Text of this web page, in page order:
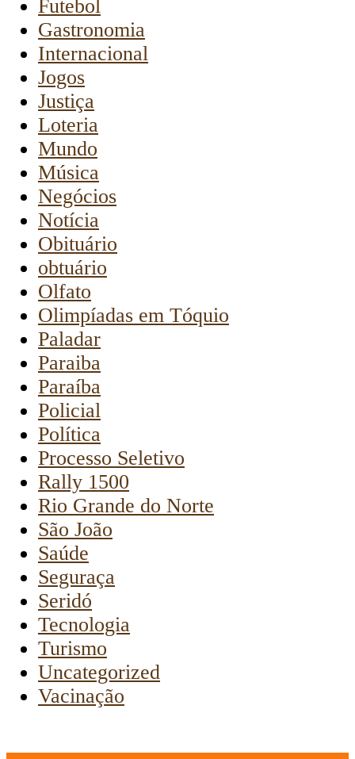
Futebol
Gastronomia
Internacional
Jogos
Justiça
Loteria
Mundo
Música
Negócios
Notícia
Obituário
obtuário
Olfato
Olimpíadas em Tóquio
Paladar
Paraiba
Paraíba
Policial
Política
Processo Seletivo
Rally 1500
Rio Grande do Norte
São João
Saúde
Seguraça
Seridó
Tecnologia
Turismo
Uncategorized
Vacinação